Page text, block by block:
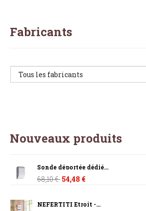
Fabricants
Nouveaux produits
Sonde déportée dédié...
68,10 € 54,48 €
NEFERTITI Etroit -...